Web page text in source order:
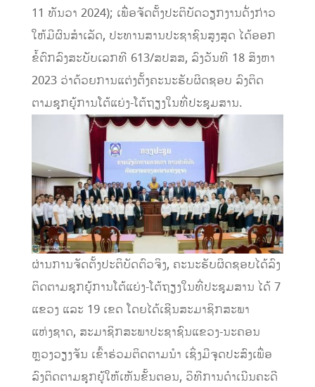
11 ທັນວາ 2024); ເພື່ອຈັດຕັ້ງປະຕິບັດວຽກງານດັ່ງກ່າວ
ໃຫ້ມີຜົນສຳເລັດ, ປະທານສານປະຊາຊົນສູງສຸດ ໄດ້ອອກ
ຂໍ້ຕົກລົງສະບັບເລກທີ 613/ສປສສ, ລົງວັນທີ 18 ສິງຫາ
2023 ວ່າດ້ວຍການແຕ່ງຕັ້ງຄະນະຮັບຜິດຊອບ ລົງຕິດ
ຕາມຊຸກຍູ້ການໂຕ້ແຍ່ງ-ໂຕ້ຖຽງໃນທີ່ປະຊຸມສານ.
ຜ່ານການຈັດຕັ້ງປະຕິບັດຕົວຈິງ, ຄະນະຮັບຜິດຊອບໄດ້ລົງ
ຕິດຕາມຊຸກຍູ້ການໂຕ້ແຍ່ງ-ໂຕ້ຖຽງໃນທີ່ປະຊຸມສານ ໄດ້ 7
ແຂວງ ແລະ 19 ເຂດ ໂດຍໄດ້ເຊີນສະມາຊິກສະພາ
ແຫ່ງຊາດ, ສະມາຊິກສະພາປະຊາຊົນແຂວງ-ນະຄອນ
ຫຼວງວຽງຈັນ ເຂົ້າຮ່ວມຕິດຕາມນຳ ເຊິ່ງມີຈຸດປະສົງເພື່ອ
ລົງຕິດຕາມຊຸກຍູ້ໃຫ້ເຫັນຂັ້ນຕອນ, ວິທີການດຳເນີນຄະດີ